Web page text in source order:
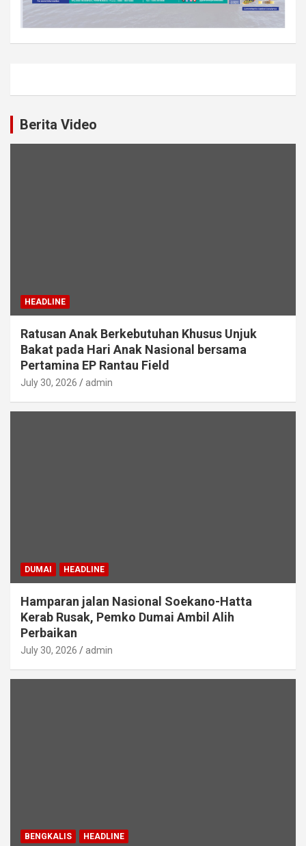
Berita Video
HEADLINE
Ratusan Anak Berkebutuhan Khusus Unjuk
Bakat pada Hari Anak Nasional bersama
Pertamina EP Rantau Field
July 30, 2026 admin
DUMAI HEADLINE
Hamparan jalan Nasional Soekano-Hatta
Kerab Rusak, Pemko Dumai Ambil Alih
Perbaikan
July 30, 2026 admin
BENGKALIS HEADLINE